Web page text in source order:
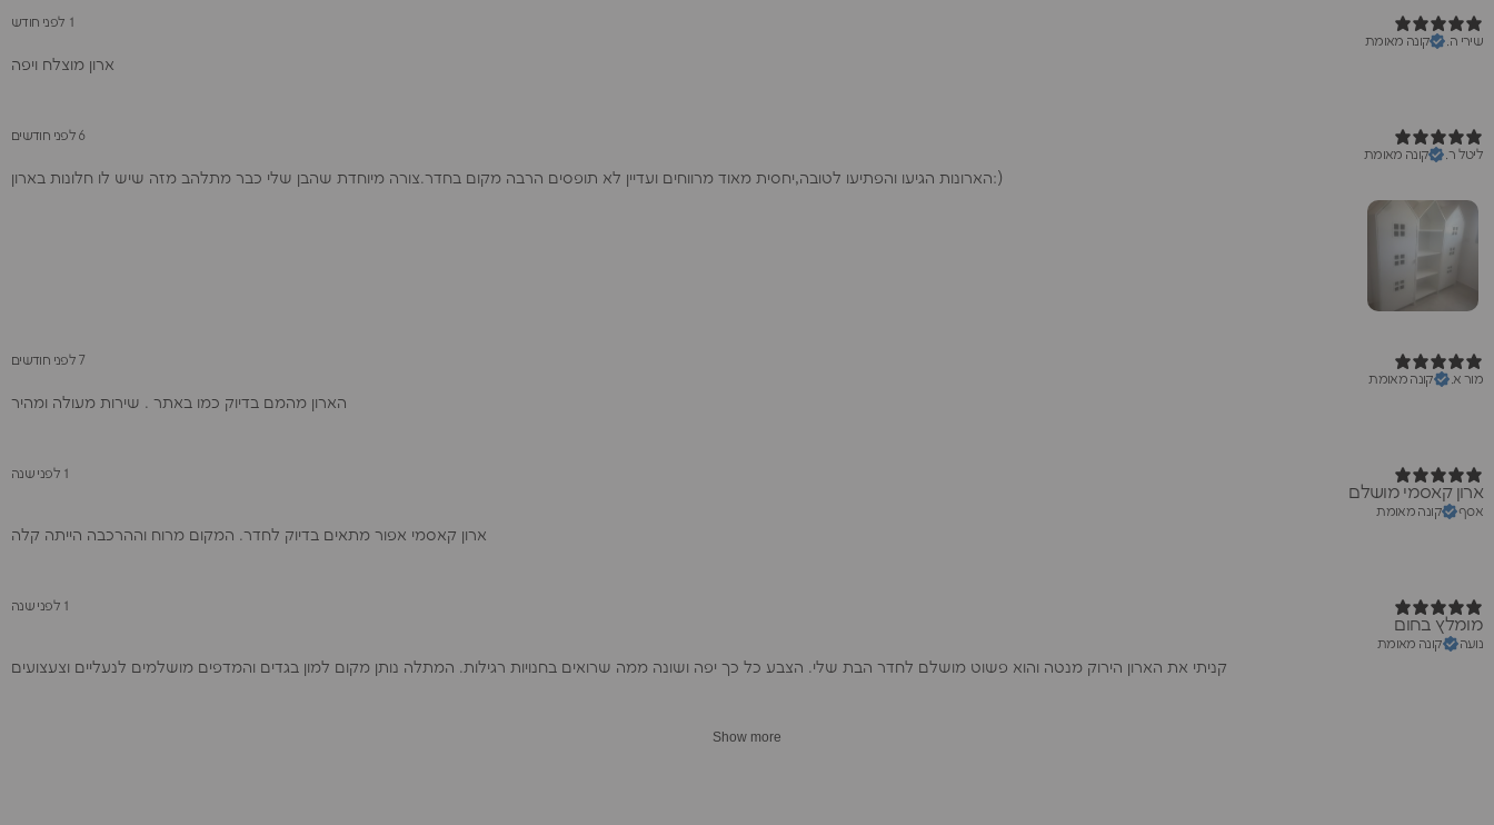
1 לפני חודש
שירי ה.
קונה מאומת
ארון מוצלח ויפה
6 לפני חודשים
ליטל ר.
קונה מאומת
הארונות הגיעו והפתיעו לטובה,יחסית מאוד מרווחים ועדיין לא תופסים הרבה מקום בחדר.צורה מיוחדת שהבן שלי כבר מתלהב מזה שיש לו חלונות בארון:)
7 לפני חודשים
מור א.
קונה מאומת
הארון מהמם בדיוק כמו באתר . שירות מעולה ומהיר
1 לפני שנה
ארון קאסמי מושלם
אסף קונה מאומת
ארון קאסמי אפור מתאים בדיוק לחדר. המקום מרוח וההרכבה הייתה קלה
1 לפני שנה
מומלץ בחום
נועה קונה מאומת
קניתי את הארון הירוק מנטה והוא פשוט מושלם לחדר הבת שלי. הצבע כל כך יפה ושונה ממה שרואים בחנויות רגילות. המתלה נותן מקום למון בגדים והמדפים מושלמים לנעליים וצעצועים
Show more